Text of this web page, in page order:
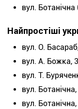
вул.
Найпростіші
вул. О.
вул. А. Божка,
вул. Т.
вул.
вул.